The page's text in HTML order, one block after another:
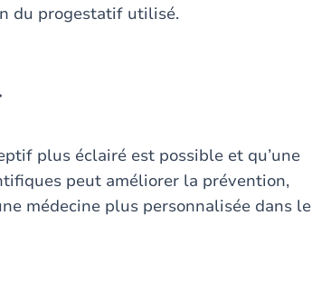
du progestatif utilisé.
plus éclairé est possible et qu’une
peut améliorer la prévention,
médecine plus personnalisée dans le